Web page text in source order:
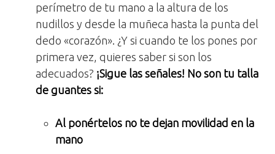
perímetro de tu mano a la altura de los
nudillos y desde la muñeca hasta la punta del
dedo «corazón». ¿Y si cuando te los pones por
primera vez, quieres saber si son los
adecuados? ¡Sigue las señales! No son tu talla
de guantes si:
Al ponértelos no te dejan movilidad en la
mano